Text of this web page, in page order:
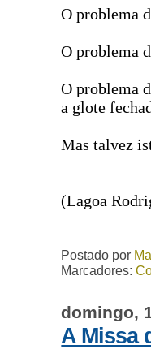
O problema
O problema
O problema
a glote
Mas talvez
(Lagoa
Postado por
Marcadores:
domingo,
A Missa